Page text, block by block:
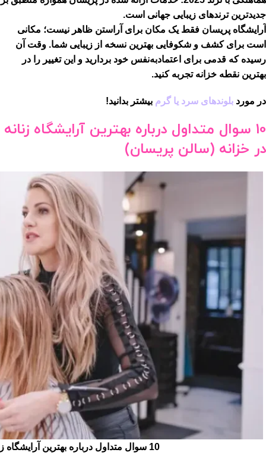
جدیدترین ترندهای زیبایی جهانی است.
آرایشگاه پریسان فقط یک مکان برای آراستن ظاهر نیست؛ مکانی
است برای کشف و شکوفایی بهترین نسخه از زیبایی شما. وقت آن
رسیده که قدمی برای اعتمادبه‌نفس خود بردارید و این تغییر را در
بهترین نقطه خزانه تجربه کنید.
در مورد بلوندهای سرد یا گرم بیشتر بدانید!
10 سوال متداول درباره بهترین آرایشگاه زنانه
در خزانه (سالن پریسان)
10 سوال متداول درباره بهترین آرایشگاه زنانه در خزانه (سالن پریسان)